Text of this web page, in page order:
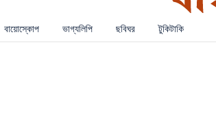
বায়োস্কোপ ভাগ্যলিপি ছবিঘর টুকিটাকি